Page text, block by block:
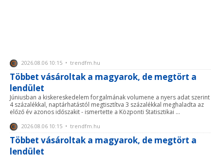
2026.08.06 10:15 • trendfm.hu
Többet vásároltak a magyarok, de megtört a
lendület
Júniusban a kiskereskedelem forgalmának volumene a nyers adat szerint
4 százalékkal, naptárhatástól megtisztítva 3 százalékkal meghaladta az
előző év azonos időszakit - ismertette a Központi Statisztikai ...
2026.08.06 10:15 • trendfm.hu
Többet vásároltak a magyarok, de megtört a
lendület